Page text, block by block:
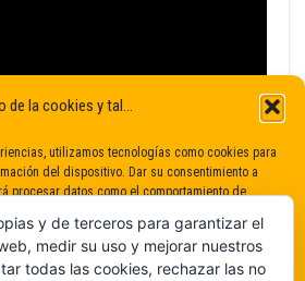
de la cookies y tal...
utilizamos tecnologías como cookies para
del dispositivo. Dar su consentimiento a
procesar datos como el comportamiento de
negativamente a determinadas características y
y de terceros para garantizar el
medir su uso y mejorar nuestros
todas las cookies, rechazar las no